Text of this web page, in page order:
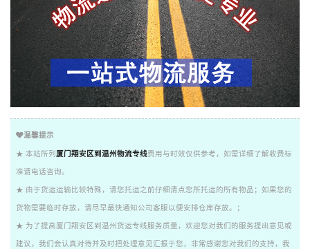
温馨提示
★ 本站所列 厦门翔安区到温州物流专线费用与时效仅供参考，如需详细了解收费标
准请电话咨询。
★ 由于货运运输比较特殊，请您托运之前仔细清点您所托运的所有物品；如果您的
货物需要临时存放，请尽早最快通知公司客服以便安排仓库存放。；
★ 为了提高厦门翔安区到温州货运专线服务质量，欢迎您对我们的服务提出意见或
建议，我们会认真对待并及时把处理意见汇报于您，非常感谢您对我们的支持，我